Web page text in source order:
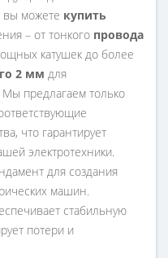
вы можете купить
– от тонкого провода
катушек до более
2 мм для
предлагаем только
что гарантирует
электротехники.
для создания
машин.
стабильную
потери и